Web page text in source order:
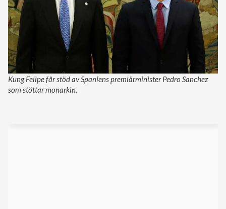
Kung Felipe får stöd av Spaniens premiärminister Pedro Sanchez
som stöttar monarkin.